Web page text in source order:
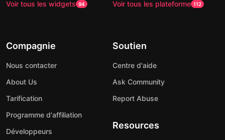
Voir tous les widgets 94
Voir tous les plateforme 112
Compagnie
Nous contacter
About Us
Tarification
Programme d'affiliation
Développeurs
Soutien
Centre d'aide
Ask Community
Report Abuse
Resources